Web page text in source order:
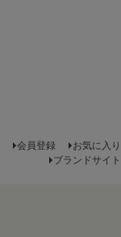
会員登録
お気に入り
ブランドサイト